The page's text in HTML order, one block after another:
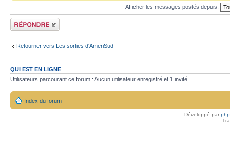
Afficher les messages postés depuis:
Répondre
Retourner vers Les sorties d'AmeriSud
QUI EST EN LIGNE
Utilisateurs parcourant ce forum : Aucun utilisateur enregistré et 1 invité
Index du forum
Développé par